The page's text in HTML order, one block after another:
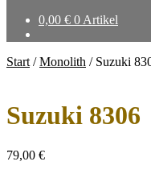
0,00 € 0 Artikel
Start /Monolith / Suzuki
Suzuki 8306
79,00 €